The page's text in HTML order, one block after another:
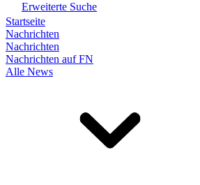
Erweiterte Suche
Startseite
Nachrichten
Nachrichten
Nachrichten auf FN
Alle News